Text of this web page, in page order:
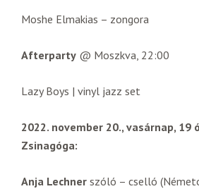
Moshe Elmakias – zongora
Afterparty @ Moszkva, 22:00
Lazy Boys | vinyl jazz set
2022. november 20., vasárnap, 19
Zsinagóga:
Anja Lechner szóló – cselló